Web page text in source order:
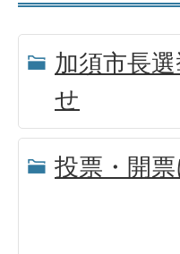
加須市長
せ
投票・開